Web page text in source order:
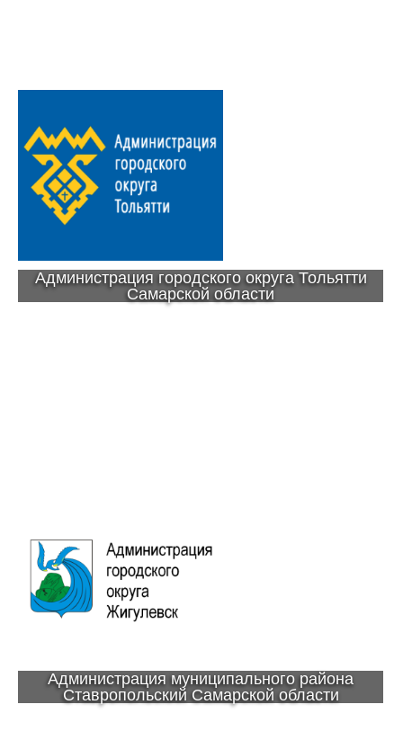
Администрация городского округа Тольятти
Самарской области
Администрация муниципального района
Ставропольский Самарской области